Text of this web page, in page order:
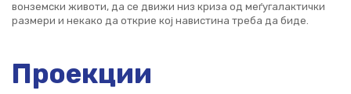
вонземски животи, да се движи низ криза од меѓугалактички
размери и некако да открие кој навистина треба да биде.
Проекции